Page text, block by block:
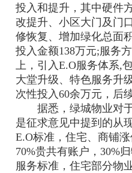
投入和提升，其中硬件
改提升、小区大门及门
修恢复、增加绿化总面
投入金额138万元;服务
上，引入E.O服务体系,
大堂升级、特色服务升
次性投入60余万元，后
据悉，绿城物业对于
是征求意见中提到的从
E.O标准，住宅、商铺
70%贵共有账户，30%
服务标准，住宅部分物